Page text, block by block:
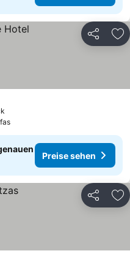
Teilen
Preise sehen
Teilen